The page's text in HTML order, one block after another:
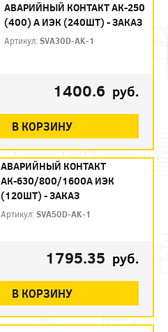
АВАРИЙНЫЙ КОНТАКТ АК-250
(400) А ИЭК (240ШТ) - ЗАКАЗ
Артикул:SVA30D-AK-1
1400.6 руб.
В КОРЗИНУ
АВАРИЙНЫЙ КОНТАКТ
АК-630/800/1600А ИЭК
(120ШТ) - ЗАКАЗ
Артикул:SVA50D-AK-1
1795.35 руб.
В КОРЗИНУ